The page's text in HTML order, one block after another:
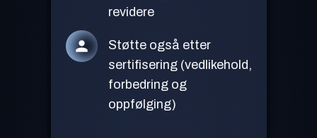
revidere
Støtte også etter
sertifisering (vedlikehold,
forbedring og
oppfølging)